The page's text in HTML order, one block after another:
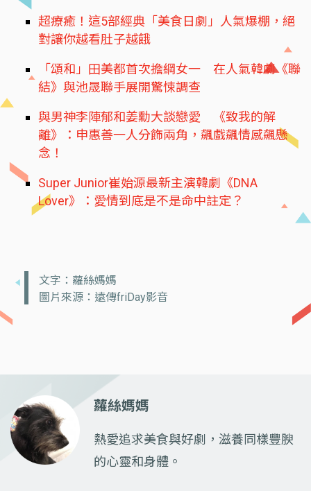
超療癒！這5部經典「美食日劇」人氣爆棚，絕
對讓你越看肚子越餓
「頌和」田美都首次擔綱女一 在人氣韓劇《聯
結》與池晟聯手展開驚悚調查
與男神李陣郁和姜勳大談戀愛 《致我的解
離》：申惠善一人分飾兩角，飆戲飆情感飆懸
念！
Super Junior崔始源最新主演韓劇《DNA
Lover》：愛情到底是不是命中註定？
文字：蘿絲媽媽
圖片來源：遠傳friDay影音
蘿絲媽媽
熱愛追求美食與好劇，滋養同樣豐腴
的心靈和身體。